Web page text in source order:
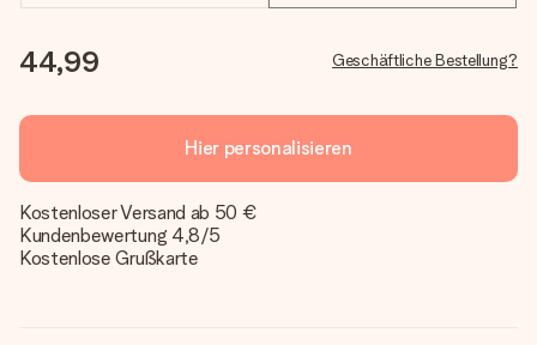
44,99 Geschäftliche Bestellung?
Hier personalisieren
Kostenloser Versand ab 50 €
Kundenbewertung 4,8/5
Kostenlose Grußkarte